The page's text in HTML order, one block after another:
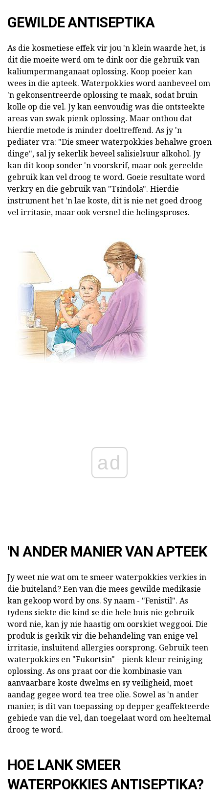
GEWILDE ANTISEPTIKA
As die kosmetiese effek vir jou 'n klein waarde het, is
dit die moeite werd om te dink oor die gebruik van
kaliumpermanganaat oplossing. Koop poeier kan
wees in die apteek. Waterpokkies word aanbeveel om
'n gekonsentreerde oplossing te maak, sodat bruin
kolle op die vel. Jy kan eenvoudig was die ontsteekte
areas van swak pienk oplossing. Maar onthou dat
hierdie metode is minder doeltreffend. As jy 'n
pediater vra: "Die smeer waterpokkies behalwe groen
dinge", sal jy sekerlik beveel salisielsuur alkohol. Jy
kan dit koop sonder 'n voorskrif, maar ook gereelde
gebruik kan vel droog te word. Goeie resultate word
verkry en die gebruik van "Tsindola". Hierdie
instrument het 'n lae koste, dit is nie net goed droog
vel irritasie, maar ook versnel die helingsproses.
ad
'N ANDER MANIER VAN APTEEK
Jy weet nie wat om te smeer waterpokkies verkies in
die buiteland? Een van die mees gewilde medikasie
kan gekoop word by ons. Sy naam - "Fenistil". As
tydens siekte die kind se die hele buis nie gebruik
word nie, kan jy nie haastig om oorskiet weggooi. Die
produk is geskik vir die behandeling van enige vel
irritasie, insluitend allergies oorsprong. Gebruik teen
waterpokkies en "Fukortsin" - pienk kleur reiniging
oplossing. As ons praat oor die kombinasie van
aanvaarbare koste dwelms en sy veiligheid, moet
aandag gegee word tea tree olie. Sowel as 'n ander
manier, is dit van toepassing op depper geaffekteerde
gebiede van die vel, dan toegelaat word om heeltemal
droog te word.
HOE LANK SMEER
WATERPOKKIES ANTISEPTIKA?